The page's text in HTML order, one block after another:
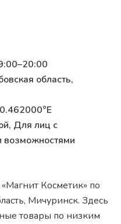
область,
Для лиц с
возможностями
Косметик» по
Мичуринск. Здесь
товары по низким